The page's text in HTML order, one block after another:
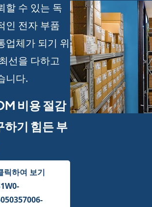
할 수 있는 독
인 전자 부품
업체가 되기 위
선을 다하고
니다.
비용 절감
하기 힘든 부
릭하여 보기